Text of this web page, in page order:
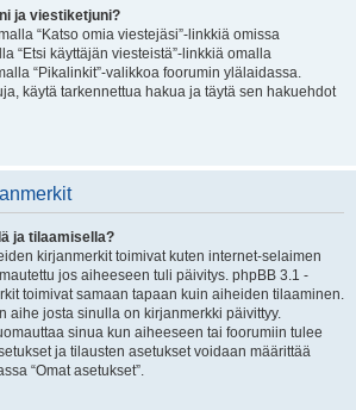
ja viestiketjuni?
“Katso omia viestejäsi”-linkkiä omissa
“Etsi käyttäjän viesteistä”-linkkiä omalla
“Pikalinkit”-valikkoa foorumin ylälaidassa.
käytä tarkennettua hakua ja täytä sen hakuehdot
ja tilaamisella?
kirjanmerkit toimivat kuten internet-selaimen
jos aiheeseen tuli päivitys. phpBB 3.1 -
toimivat samaan tapaan kuin aiheiden tilaaminen.
aihe josta sinulla on kirjanmerkki päivittyy.
sinua kun aiheeseen tai foorumiin tulee
ja tilausten asetukset voidaan määrittää
“Omat asetukset”.